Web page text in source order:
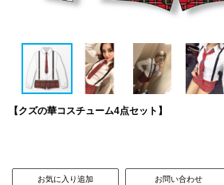
【クズの華コスチューム4点セット】
お気に入り追加 お問い合わせ